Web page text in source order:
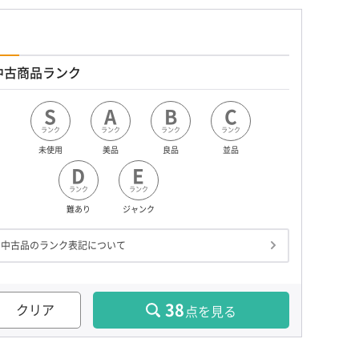
古商品ランク
S
ランク
未使用
A
ランク
美品
B
ランク
良品
C
ランク
並品
D
ランク
難あり
E
ランク
ジャンク
中古品のランク表記について
クリア 38点を見る